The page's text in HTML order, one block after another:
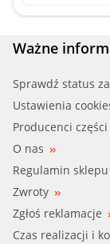
CAUTEX
FARE SA
FIRST LINE
GATES (RC247)
IMPERGOM
Ważne
Sprawdź status
Ustawienia
Producenci części
O nas
Regulamin sklepu
Zwroty
Zgłoś reklamacje
Czas realizacji i